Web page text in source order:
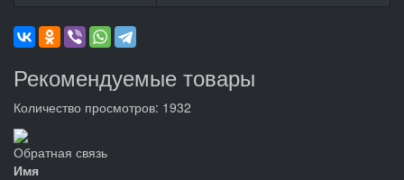
Рекомендуемые товары
Количество просмотров: 1932
Обратная связь
Имя